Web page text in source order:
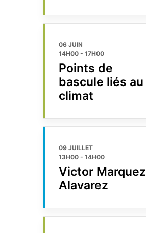
06 JUIN
14H00 - 17H00
Points de
bascule liés au
climat
09 JUILLET
13H00 - 14H00
Victor Marquez
Alavarez